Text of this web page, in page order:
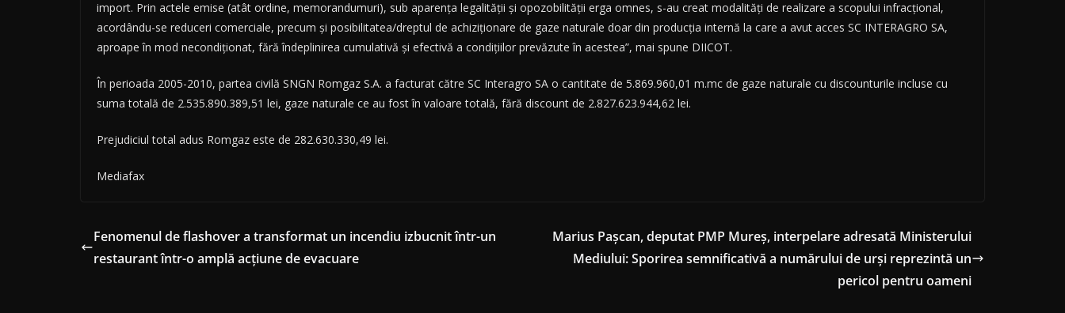
import. Prin actele emise (atât ordine, memorandumuri), sub aparenţa legalităţii şi opozobilităţii erga omnes, s-au creat modalităţi de realizare a scopului infracţional,
acordându-se reduceri comerciale, precum şi posibilitatea/dreptul de achiziţionare de gaze naturale doar din producţia internă la care a avut acces SC INTERAGRO SA,
aproape în mod necondiţionat, fără îndeplinirea cumulativă şi efectivă a condiţiilor prevăzute în acestea”, mai spune DIICOT.
În perioada 2005-2010, partea civilă SNGN Romgaz S.A. a facturat către SC Interagro SA o cantitate de 5.869.960,01 m.mc de gaze naturale cu discounturile incluse cu
suma totală de 2.535.890.389,51 lei, gaze naturale ce au fost în valoare totală, fără discount de 2.827.623.944,62 lei.
Prejudiciul total adus Romgaz este de 282.630.330,49 lei.
Mediafax
Fenomenul de flashover a transformat un incendiu izbucnit într-un
restaurant într-o amplă acţiune de evacuare
Marius Pașcan, deputat PMP Mureș, interpelare adresată Ministerului
Mediului: Sporirea semnificativă a numărului de urși reprezintă un
pericol pentru oameni